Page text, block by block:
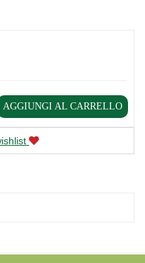
AGGIUNGI AL CARRELLO